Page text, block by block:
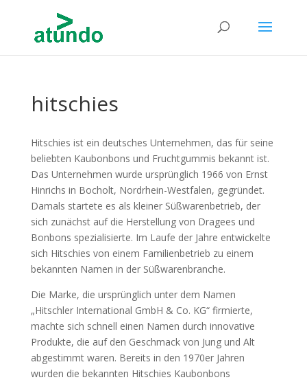
hitschies
Hitschies ist ein deutsches Unternehmen, das für seine
beliebten Kaubonbons und Fruchtgummis bekannt ist.
Das Unternehmen wurde ursprünglich 1966 von Ernst
Hinrichs in Bocholt, Nordrhein-Westfalen, gegründet.
Damals startete es als kleiner Süßwarenbetrieb, der
sich zunächst auf die Herstellung von Dragees und
Bonbons spezialisierte. Im Laufe der Jahre entwickelte
sich Hitschies von einem Familienbetrieb zu einem
bekannten Namen in der Süßwarenbranche.
Die Marke, die ursprünglich unter dem Namen
„Hitschler International GmbH & Co. KG“ firmierte,
machte sich schnell einen Namen durch innovative
Produkte, die auf den Geschmack von Jung und Alt
abgestimmt waren. Bereits in den 1970er Jahren
wurden die bekannten Hitschies Kaubonbons